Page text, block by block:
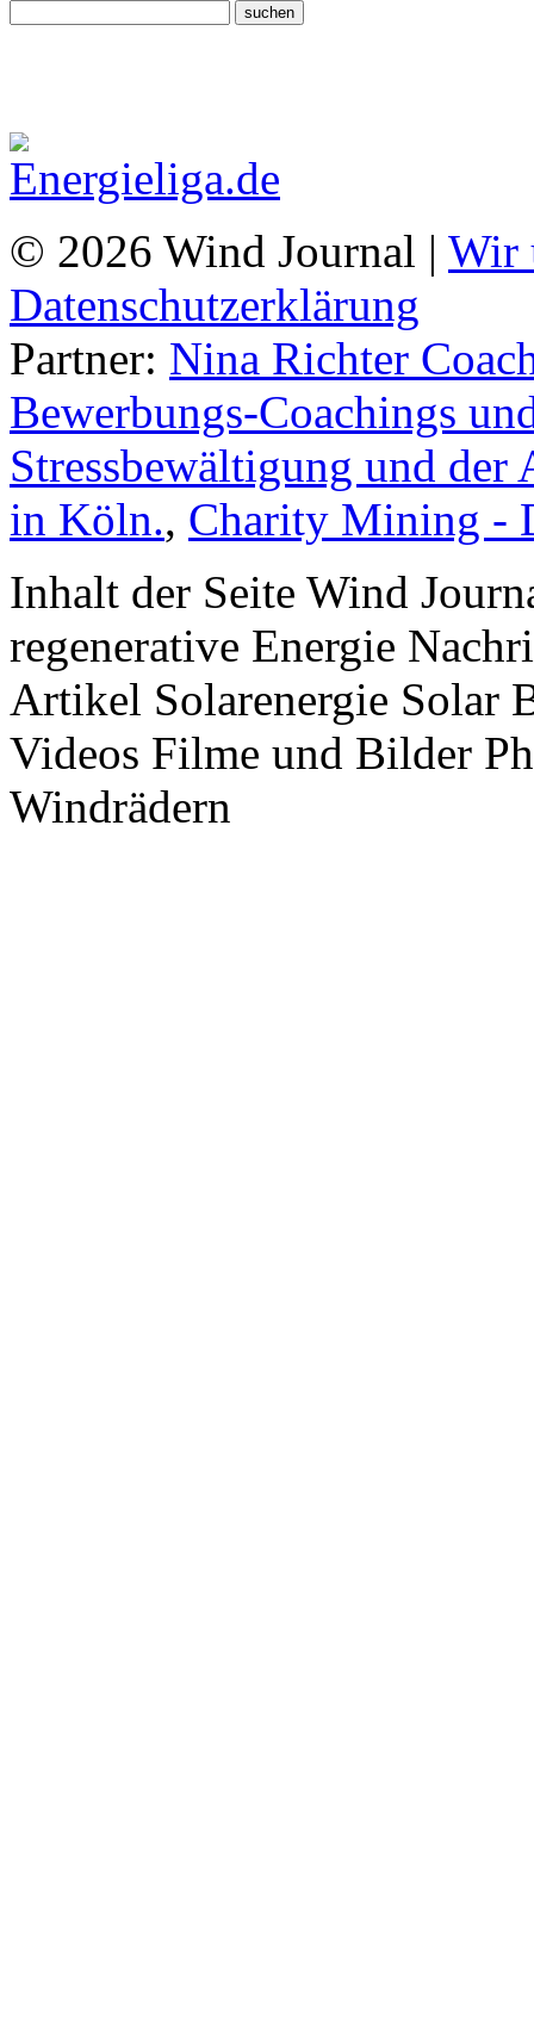
© 2026 Wind Journal | Wir
Datenschutzerklärung
Partner: Nina Richter
Bewerbungs-Coachings
Stressbewältigung und
in Köln., Charity Mining -
Inhalt der Seite Wind
regenerative Energie
Artikel Solarenergie Solar
Videos Filme und Bilder
Windrädern